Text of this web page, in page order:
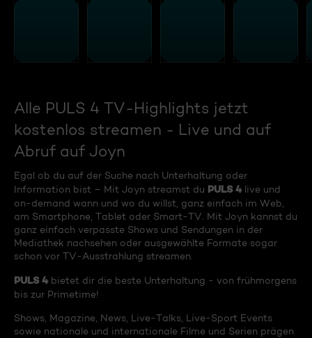
Alle PULS 4 TV-Highlights jetzt
kostenlos streamen - Live und auf
Abruf auf Joyn
Egal ob du auf der Suche nach Unterhaltung oder
Information bist – Mit Joyn streamst du PULS 4 live und
on-demand wann und wo du willst, ganz einfach im Web,
am Smartphone, Tablet oder Smart-TV. Mit Joyn kannst du
ganz einfach verpasste Shows und Sendungen in der
Mediathek nachsehen oder ausgewählte Formate sogar
schon vor TV-Ausstrahlung streamen.
PULS 4 bietet dir die beste Unterhaltung - von frühmorgens
bis zur Primetime!
Shows, Magazine, News, Live-Talks, Live-Sport Events
sowie nationale und internationale Filme und Serien prägen